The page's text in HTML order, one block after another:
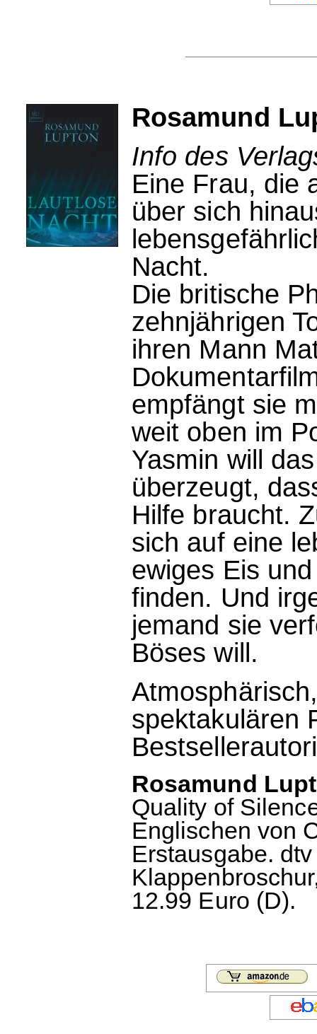
Rosamund
Info des
Eine Frau, die
über sich
Nacht.
Die britische
zehnjährigen
ihren Mann
empfängt sie
weit oben im
Yasmin will
überzeugt,
Hilfe braucht.
sich auf eine
ewiges Eis
finden. Und
jemand sie
Böses will.
spektakulären
Rosamund
Quality of
Englischen von
Erstausgabe.
12.99 Euro (D).